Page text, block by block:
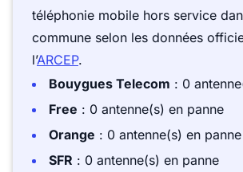
téléphonie mobile hors service
commune selon les données
l’ARCEP.
Bouygues Telecom : 0
Free : 0 antenne(s) en panne
Orange : 0 antenne(s) en panne
SFR : 0 antenne(s) en panne